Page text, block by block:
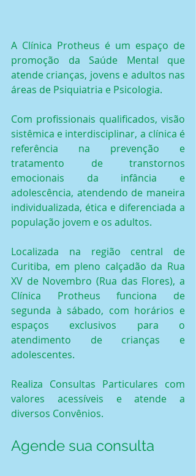
A Clínica Protheus é um espaço de
promoção da Saúde Mental que
atende crianças, jovens e adultos nas
áreas de Psiquiatria e Psicologia.
Com profissionais qualificados, visão
sistêmica e interdisciplinar, a clínica é
referência na prevenção e
tratamento de transtornos
emocionais da infância e
adolescência, atendendo de maneira
individualizada, ética e diferenciada a
população jovem e os adultos.
Localizada na região central de
Curitiba, em pleno calçadão da Rua
XV de Novembro (Rua das Flores), a
Clínica Protheus funciona de
segunda à sábado, com horários e
espaços exclusivos para o
atendimento de crianças e
adolescentes.
Realiza Consultas Particulares com
valores acessíveis e atende a
diversos Convênios.
Agende sua consulta